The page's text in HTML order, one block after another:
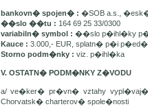
bankovn� spojen� : �SOB a.s.,
��slo ��tu : 164 69 25 33/0300
variabiln� symbol : ��slo p�ihl�ky
Kauce : 3.000,- EUR, splatn� p�i
Storno podm�nky : viz. p�ihl�ka
V. OSTATN� PODM�NKY Z�VODU
a/ ve�ker� pr�vn� vztahy
Chorvatsk� charterov� spole�nosti